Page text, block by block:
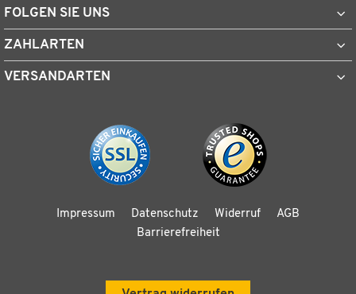
FOLGEN SIE UNS
ZAHLARTEN
VERSANDARTEN
Impressum Datenschutz Widerruf
AGB
Barrierefreiheit